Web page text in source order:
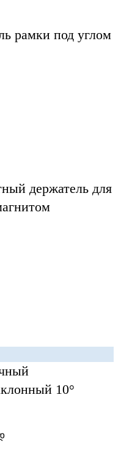
рамки под углом
держатель для
10°